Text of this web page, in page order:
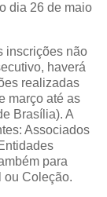
dia 26 de maio
inscrições não
haverá
realizadas
março até as
Brasília). A
Associados
para
ou Coleção.